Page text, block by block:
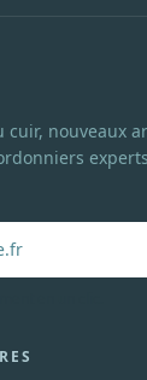
nouveaux